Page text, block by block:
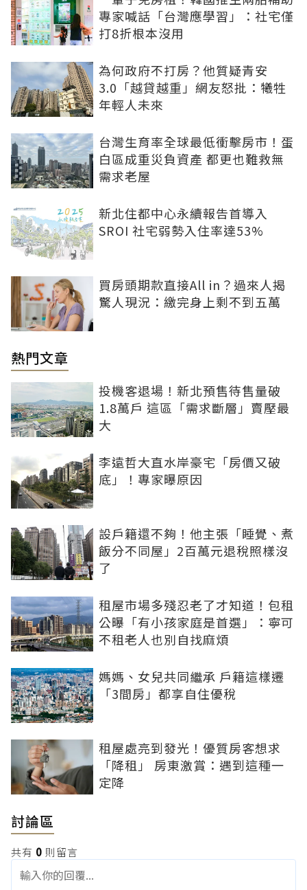
專家喊話「台灣應學習」：社宅僅
打8折根本沒用
為何政府不打房？他質疑青安
3.0「越貸越重」網友怒批：犧牲
年輕人未來
台灣生育率全球最低衝擊房市！蛋
白區成重災負資產 都更也難救無
需求老屋
新北住都中心永續報告首導入
SROI 社宅弱勢入住率達53%
買房頭期款直接All in？過來人揭
驚人現況：繳完身上剩不到五萬
熱門文章
投機客退場！新北預售待售量破
1.8萬戶 這區「需求斷層」賣壓最
大
李遠哲大直水岸豪宅「房價又破
底」！專家曝原因
設戶籍還不夠！他主張「睡覺、煮
飯分不同屋」2百萬元退稅照樣沒
了
租屋市場多殘忍老了才知道！包租
公曝「有小孩家庭是首選」：寧可
不租老人也別自找麻煩
媽媽、女兒共同繼承 戶籍這樣遷
「3間房」都享自住優稅
租屋處亮到發光！優質房客想求
「降租」 房東激賞：遇到這種一
定降
討論區
共有 0 則留言